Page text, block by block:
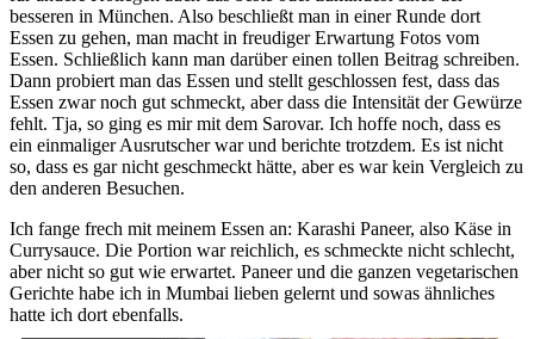
besseren in München. Also beschließt man in einer Runde dort
Essen zu gehen, man macht in freudiger Erwartung Fotos vom
Essen. Schließlich kann man darüber einen tollen Beitrag schreiben.
Dann probiert man das Essen und stellt geschlossen fest, dass das
Essen zwar noch gut schmeckt, aber dass die Intensität der Gewürze
fehlt. Tja, so ging es mir mit dem Sarovar. Ich hoffe noch, dass es
ein einmaliger Ausrutscher war und berichte trotzdem. Es ist nicht
so, dass es gar nicht geschmeckt hätte, aber es war kein Vergleich zu
den anderen Besuchen.
Ich fange frech mit meinem Essen an: Karashi Paneer, also Käse in
Currysauce. Die Portion war reichlich, es schmeckte nicht schlecht,
aber nicht so gut wie erwartet. Paneer und die ganzen vegetarischen
Gerichte habe ich in Mumbai lieben gelernt und sowas ähnliches
hatte ich dort ebenfalls.